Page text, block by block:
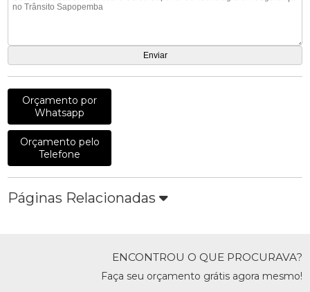
Orçamento por
Whatsapp
Orçamento pelo
Telefone
Páginas Relacionadas
ENCONTROU O QUE PROCURAVA?
Faça seu orçamento grátis agora mesmo!